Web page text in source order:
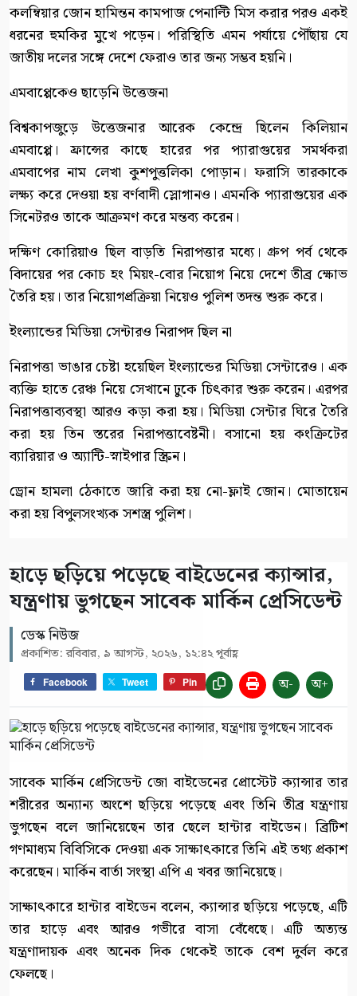
কলম্বিয়ার জোন হামিন্তন কামপাজ পেনাল্টি মিস করার পরও একই
ধরনের হুমকির মুখে পড়েন। পরিস্থিতি এমন পর্যায়ে পৌঁছায় যে
জাতীয় দলের সঙ্গে দেশে ফেরাও তার জন্য সম্ভব হয়নি।
এমবাপ্পেকেও ছাড়েনি উত্তেজনা
বিশ্বকাপজুড়ে উত্তেজনার আরেক কেন্দ্রে ছিলেন কিলিয়ান
এমবাপ্পে। ফ্রান্সের কাছে হারের পর প্যারাগুয়ের সমর্থকরা
এমবাপের নাম লেখা কুশপুত্তলিকা পোড়ান। ফরাসি তারকাকে
লক্ষ্য করে দেওয়া হয় বর্ণবাদী স্লোগানও। এমনকি প্যারাগুয়ের এক
সিনেটরও তাকে আক্রমণ করে মন্তব্য করেন।
দক্ষিণ কোরিয়াও ছিল বাড়তি নিরাপত্তার মধ্যে। গ্রুপ পর্ব থেকে
বিদায়ের পর কোচ হং মিয়ং-বোর নিয়োগ নিয়ে দেশে তীব্র ক্ষোভ
তৈরি হয়। তার নিয়োগপ্রক্রিয়া নিয়েও পুলিশ তদন্ত শুরু করে।
ইংল্যান্ডের মিডিয়া সেন্টারও নিরাপদ ছিল না
নিরাপত্তা ভাঙার চেষ্টা হয়েছিল ইংল্যান্ডের মিডিয়া সেন্টারেও। এক
ব্যক্তি হাতে রেঞ্চ নিয়ে সেখানে ঢুকে চিৎকার শুরু করেন। এরপর
নিরাপত্তাব্যবস্থা আরও কড়া করা হয়। মিডিয়া সেন্টার ঘিরে তৈরি
করা হয় তিন স্তরের নিরাপত্তাবেষ্টনী। বসানো হয় কংক্রিটের
ব্যারিয়ার ও অ্যান্টি-স্নাইপার স্ক্রিন।
ড্রোন হামলা ঠেকাতে জারি করা হয় নো-ফ্লাই জোন। মোতায়েন
করা হয় বিপুলসংখ্যক সশস্ত্র পুলিশ।
হাড়ে ছড়িয়ে পড়েছে বাইডেনের ক্যান্সার,
যন্ত্রণায় ভুগছেন সাবেক মার্কিন প্রেসিডেন্ট
ডেস্ক নিউজ
প্রকাশিত: রবিবার, ৯ আগস্ট, ২০২৬, ১২:৪২ পূর্বাহ্ণ
Facebook Tweet Pin অ- অ+
সাবেক মার্কিন প্রেসিডেন্ট জো বাইডেনের প্রোস্টেট ক্যান্সার তার
শরীরের অন্যান্য অংশে ছড়িয়ে পড়েছে এবং তিনি তীব্র যন্ত্রণায়
ভুগছেন বলে জানিয়েছেন তার ছেলে হান্টার বাইডেন। ব্রিটিশ
গণমাধ্যম বিবিসিকে দেওয়া এক সাক্ষাৎকারে তিনি এই তথ্য প্রকাশ
করেছেন। মার্কিন বার্তা সংস্থা এপি এ খবর জানিয়েছে।
সাক্ষাৎকারে হান্টার বাইডেন বলেন, ক্যান্সার ছড়িয়ে পড়েছে, এটি
তার হাড়ে এবং আরও গভীরে বাসা বেঁধেছে। এটি অত্যন্ত
যন্ত্রণাদায়ক এবং অনেক দিক থেকেই তাকে বেশ দুর্বল করে
ফেলছে।